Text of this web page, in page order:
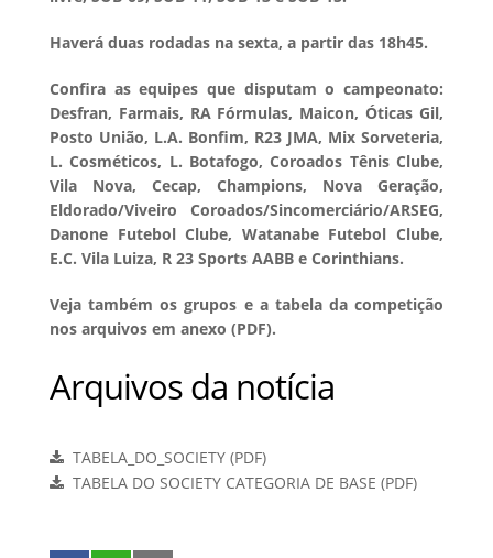
Haverá duas rodadas na sexta, a partir das 18h45.
Confira as equipes que disputam o campeonato:
Desfran, Farmais, RA Fórmulas, Maicon, Óticas Gil,
Posto União, L.A. Bonfim, R23 JMA, Mix Sorveteria,
L. Cosméticos, L. Botafogo, Coroados Tênis Clube,
Vila Nova, Cecap, Champions, Nova Geração,
Eldorado/Viveiro Coroados/Sincomerciário/ARSEG,
Danone Futebol Clube, Watanabe Futebol Clube,
E.C. Vila Luiza, R 23 Sports AABB e Corinthians.
Veja também os grupos e a tabela da competição
nos arquivos em anexo (PDF).
Arquivos da notícia
TABELA_DO_SOCIETY (PDF)
TABELA DO SOCIETY CATEGORIA DE BASE (PDF)